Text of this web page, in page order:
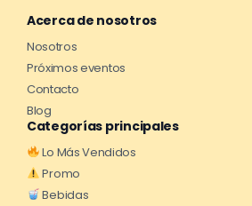
Acerca de nosotros
Nosotros
Próximos eventos
Contacto
Blog
Categorías principales
Lo Más Vendidos
Promo
Bebidas